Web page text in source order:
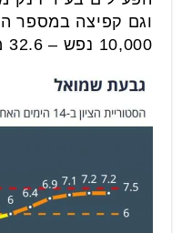
וגם קפיצה במספר
10,000 נפש – 32.6 מ-20.4.